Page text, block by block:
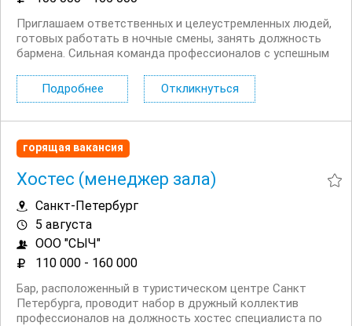
Приглашаем ответственных и целеустремленных людей,
готовых работать в ночные смены, занять должность
бармена. Сильная команда профессионалов с успешным
города, 2 минуты пешком от м.Невский проспект.
Ночные смены с 19:00 до 07:00 — график...
Подробнее Откликнуться
горящая вакансия
Хостес (менеджер зала)
Санкт-Петербург
5 августа
ООО "СЫЧ"
110 000 - 160 000
Бар, расположенный в туристическом центре Санкт
Петербурга, проводит набор в дружный коллектив
профессионалов на должность хостес специалиста по